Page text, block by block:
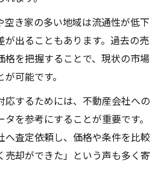
空き家の多い地域は流通性が低下
が出ることもあります。過去の売
格を把握することで、現状の市場
可能です。
応するためには、不動産会社への
を参考にすることが重要です。
へ査定依頼し、価格や条件を比較
売却ができた」という声も多く寄